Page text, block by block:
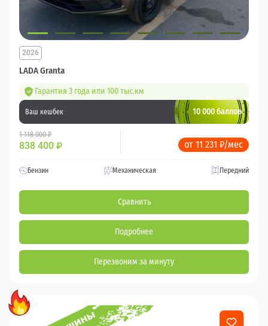
LADA Granta
2026
Гарантия 3 года или 100 тыс.км
Ваш кешбек 10 000 баллов
1 118 000 ₽
838 400 ₽ от 11 231 ₽/мес
Бензин Механическая Передний
Сравнить
Подробнее
Перезвоним за минуту